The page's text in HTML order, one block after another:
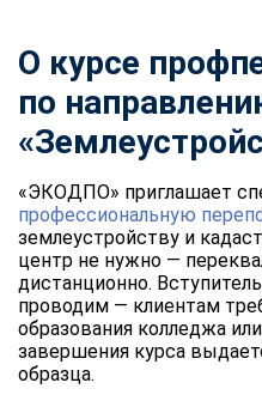
О курсе
по
«ЭКОДПО» приглашает
профессиональную
землеустройству и
центр не нужно —
дистанционно.
проводим — клиентам
образования колледжа
завершения курса
образца.